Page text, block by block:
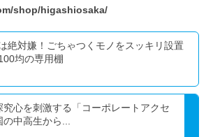
shop/higashiosaka/
絶対嫌！ごちゃつくモノをスッキリ設置
均の専用棚
究心を刺激する「コーポレートアクセ
の中高生から...